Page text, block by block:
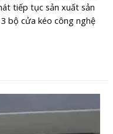
tiếp tục sản xuất sản
bộ cửa kéo công nghệ